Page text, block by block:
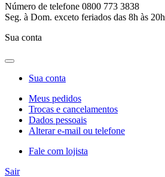
Número de telefone 0800 773 3838
Seg. à Dom. exceto feriados das 8h às 20h
Sua conta
Sua conta
Meus pedidos
Trocas e cancelamentos
Dados pessoais
Alterar e-mail ou telefone
Fale com lojista
Sair